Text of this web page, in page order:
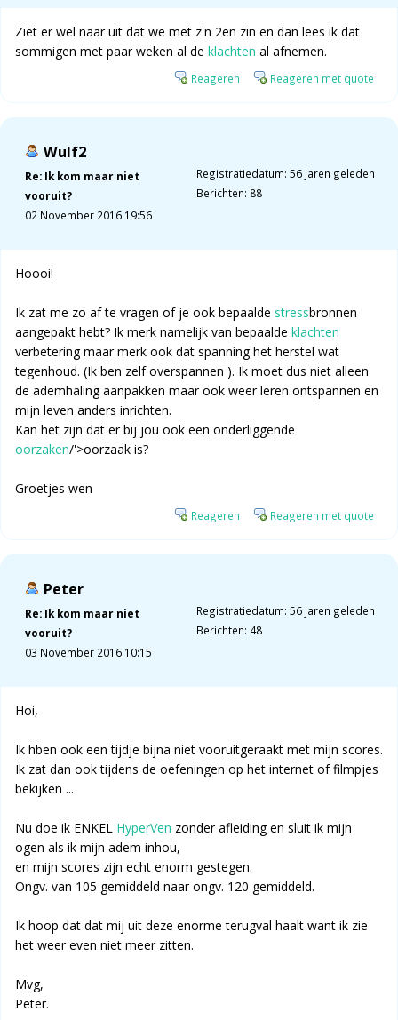
Ziet er wel naar uit dat we met z'n 2en zin en dan lees ik dat
sommigen met paar weken al de klachten al afnemen.
Reageren Reageren met quote
Wulf2
Re: Ik kom maar niet
vooruit?
02 November 2016 19:56
Registratiedatum: 56 jaren geleden
Berichten: 88
Hoooi!
Ik zat me zo af te vragen of je ook bepaalde stressbronnen
aangepakt hebt? Ik merk namelijk van bepaalde klachten
verbetering maar merk ook dat spanning het herstel wat
tegenhoud. (Ik ben zelf overspannen ). Ik moet dus niet alleen
de ademhaling aanpakken maar ook weer leren ontspannen en
mijn leven anders inrichten.
Kan het zijn dat er bij jou ook een onderliggende
oorzaken/'>oorzaak is?
Groetjes wen
Reageren Reageren met quote
Peter
Re: Ik kom maar niet
vooruit?
03 November 2016 10:15
Registratiedatum: 56 jaren geleden
Berichten: 48
Hoi,
Ik hben ook een tijdje bijna niet vooruitgeraakt met mijn scores.
Ik zat dan ook tijdens de oefeningen op het internet of filmpjes
bekijken ...
Nu doe ik ENKEL HyperVen zonder afleiding en sluit ik mijn
ogen als ik mijn adem inhou,
en mijn scores zijn echt enorm gestegen.
Ongv. van 105 gemiddeld naar ongv. 120 gemiddeld.
Ik hoop dat dat mij uit deze enorme terugval haalt want ik zie
het weer even niet meer zitten.
Mvg,
Peter.